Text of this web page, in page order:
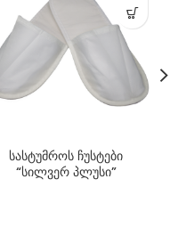
სასტუმროს ჩუსტები
“სილვერ პლუსი”